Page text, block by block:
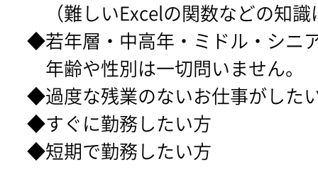
（難しいExcelの関数などの知識
◆若年層・中高年・ミドル・シニ
年齢や性別は一切問いません。
◆過度な残業のないお仕事がした
◆すぐに勤務したい方
◆短期で勤務したい方